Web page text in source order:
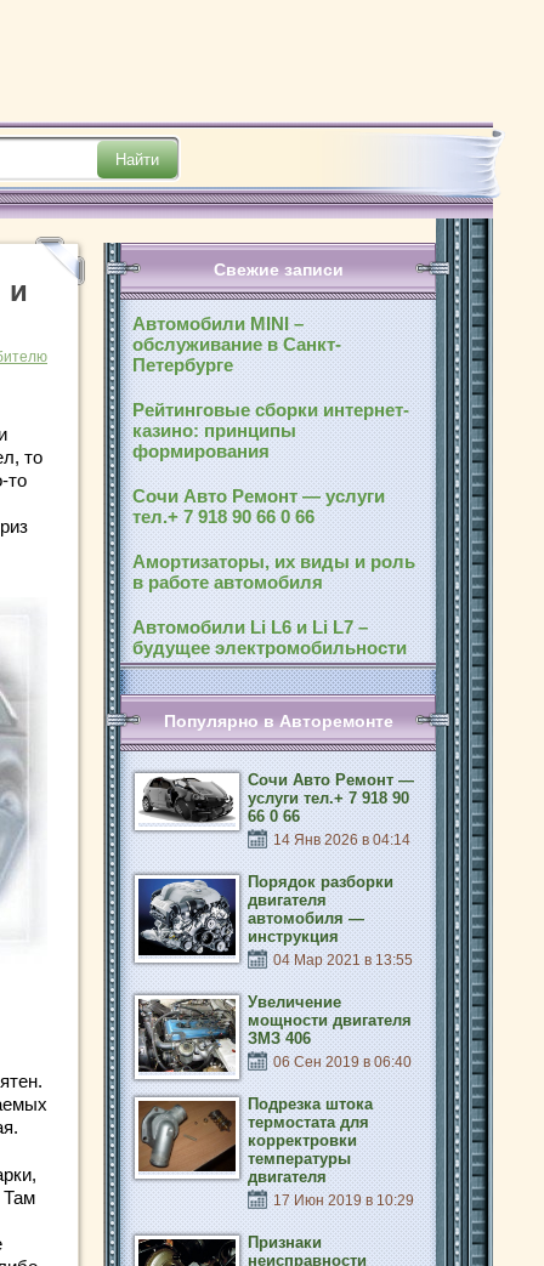
и
то
то
Там
Свежие записи
Автомобили MINI –
обслуживание в Санкт-
Петербурге
Рейтинговые сборки интернет-
казино: принципы
формирования
Сочи Авто Ремонт — услуги
тел.+ 7 918 90 66 0 66
Амортизаторы, их виды и роль
в работе автомобиля
Автомобили Li L6 и Li L7 –
будущее электромобильности
Популярно в Авторемонте
Сочи Авто Ремонт —
услуги тел.+ 7 918 90
66 0 66
14 Янв 2026 в 04:14
Порядок разборки
двигателя
автомобиля —
инструкция
04 Мар 2021 в 13:55
Увеличение
мощности двигателя
ЗМЗ 406
06 Сен 2019 в 06:40
Подрезка штока
термостата для
корректровки
температуры
двигателя
17 Июн 2019 в 10:29
Признаки
неисправности